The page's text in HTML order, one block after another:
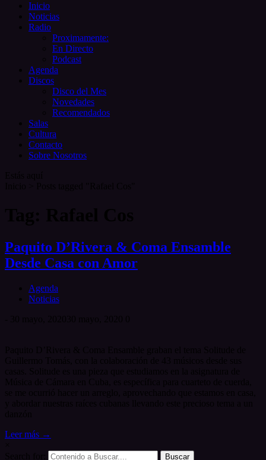
Inicio
Noticias
Radio
Proximamente:
En Directo
Podcast
Agenda
Discos
Disco del Mes
Novedades
Recomendados
Salas
Cultura
Contacto
Sobre Nosotros
Paquito D’Rivera & Coma Ensamble
Desde Casa con Amor
Agenda
Noticias
Leer más →